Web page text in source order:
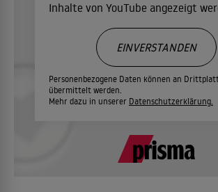
Inhalte von YouTube angezeigt
Personenbezogene Daten können an
übermittelt werden.
Mehr dazu in unserer Datenschutzerklärung.
EINVERSTANDEN